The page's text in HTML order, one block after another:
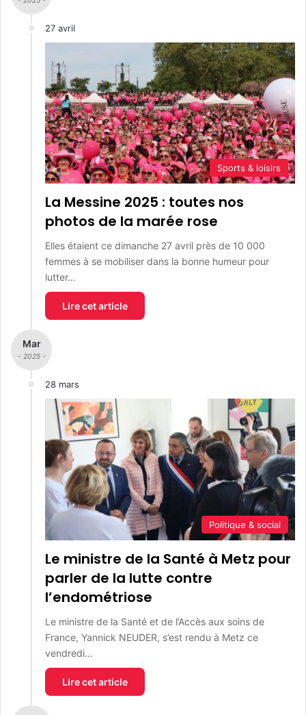
27 avril
Sports & loisirs
La Messine 2025 : toutes nos
photos de la marée rose
Elles étaient ce dimanche 27 avril près de 10 000
femmes à se mobiliser dans la bonne humeur pour
lutter…
Lire cet article
Mar
- 2025 -
28 mars
Politique & social
Le ministre de la Santé à Metz pour
parler de la lutte contre
l’endométriose
Le ministre de la Santé et de l’Accès aux soins de
France, Yannick NEUDER, s’est rendu à Metz ce
vendredi…
Lire cet article